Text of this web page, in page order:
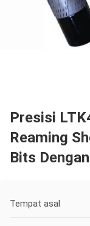
Presisi
Reaming
Bits
Tempat asal